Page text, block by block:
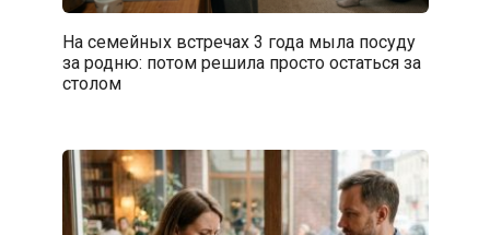
На семейных встречах 3 года мыла посуду
за родню: потом решила просто остаться за
столом